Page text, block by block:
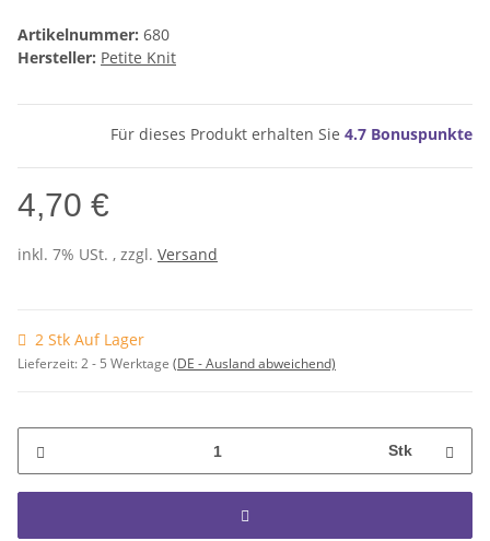
Artikelnummer: 680
Hersteller: Petite Knit
Für dieses Produkt erhalten Sie 4.7 Bonuspunkte
4,70 €
inkl. 7% USt. , zzgl. Versand
2 Stk Auf Lager
Lieferzeit:2 - 5 Werktage (DE - Ausland abweichend)
Stk